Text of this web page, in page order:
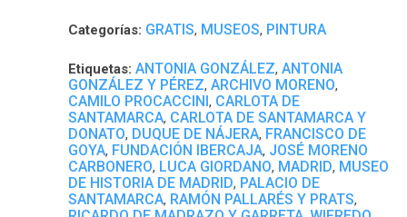
Categorías: GRATIS, MUSEOS, PINTURA
Etiquetas: ANTONIA GONZÁLEZ, ANTONIA
GONZÁLEZ Y PÉREZ, ARCHIVO MORENO,
CAMILO PROCACCINI, CARLOTA DE
SANTAMARCA, CARLOTA DE SANTAMARCA Y
DONATO, DUQUE DE NÁJERA, FRANCISCO DE
GOYA, FUNDACIÓN IBERCAJA, JOSÉ MORENO
CARBONERO, LUCA GIORDANO, MADRID, MUSEO
DE HISTORIA DE MADRID, PALACIO DE
SANTAMARCA, RAMÓN PALLARÉS Y PRATS,